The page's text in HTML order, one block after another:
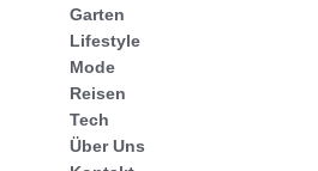
Garten
Lifestyle
Mode
Reisen
Tech
Über Uns